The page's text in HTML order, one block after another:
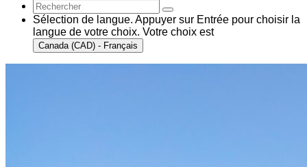
Sélection de langue. Appuyer sur Entrée pour choisir la
langue de votre choix. Votre choix est
Canada (CAD) - Français